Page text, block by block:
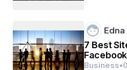
ପୁରାଣାନୁସାରେ ଭିନ୍ନ ଭିନ୍ନ
ଯୁଗରେ ଜନ୍ମଗ୍ରହଣ କରି
ବିଭାଗକାରୀ ୨୮ ଜଣ ଋଷି
ଏମାନେ ବ୍ରହ୍ମା ବା ବିଷ୍ଣୁଙ୍କର
7 Best
Business•